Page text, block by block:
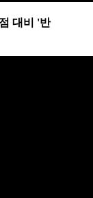
대비 '반